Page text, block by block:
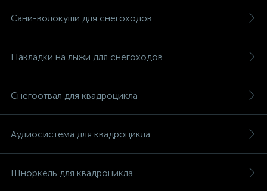
Сани-волокуши для снегоходов
Накладки на лыжи для снегоходов
Снегоотвал для квадроцикла
Аудиосистема для квадроцикла
Шноркель для квадроцикла